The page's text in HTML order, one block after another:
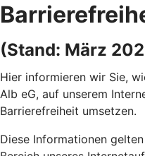
(Stand: März
Hier informieren wir Sie,
Alb eG, auf unserem
Barrierefreiheit umsetzen.
Diese Informationen